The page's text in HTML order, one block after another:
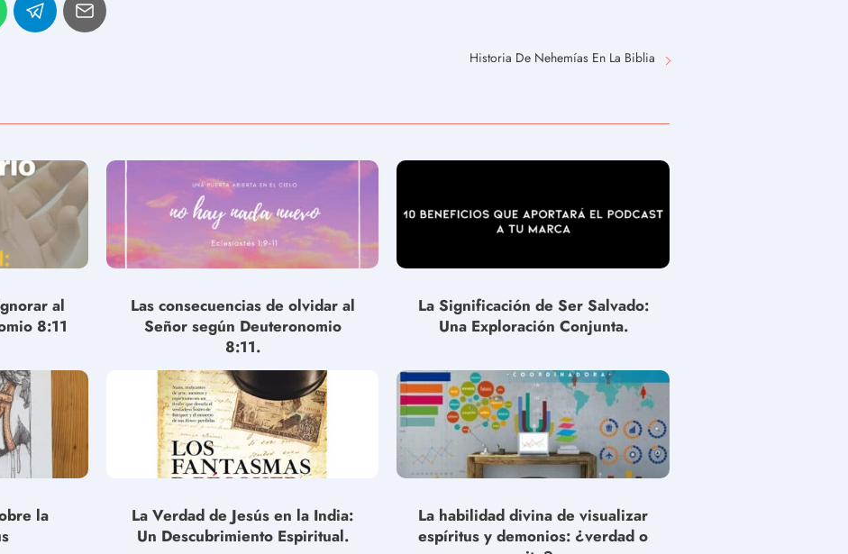
Historia De Nehemías En La Biblia
al
8:11
Las consecuencias de olvidar al
Señor según Deuteronomio
8:11.
La Significación de Ser Salvado:
Una Exploración Conjunta.
la
La Verdad de Jesús en la India:
Un Descubrimiento Espiritual.
La habilidad divina de visualizar
espíritus y demonios: ¿verdad o